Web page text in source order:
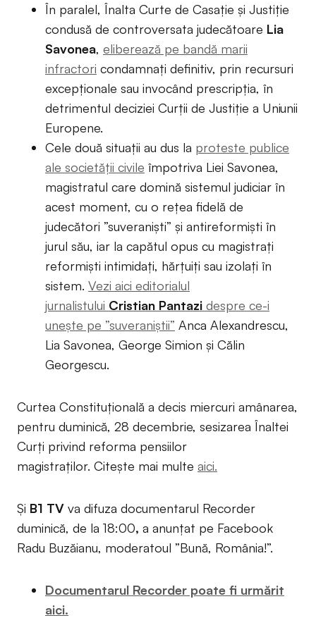
În paralel, Înalta Curte de Casație și Justiție
condusă de controversata judecătoare Lia
Savonea, eliberează pe bandă marii
infractori condamnați definitiv, prin recursuri
excepționale sau invocând prescripția, în
detrimentul deciziei Curții de Justiție a Uniunii
Europene.
Cele două situații au dus la proteste publice
ale societății civile împotriva Liei Savonea,
magistratul care domină sistemul judiciar în
acest moment, cu o rețea fidelă de
judecători ”suveraniști” și antireformiști în
jurul său, iar la capătul opus cu magistrați
reformiști intimidați, hărțuiți sau izolați în
sistem. Vezi aici editorialul
jurnalistului Cristian Pantazi despre ce-i
unește pe ”suveraniștii” Anca Alexandrescu,
Lia Savonea, George Simion și Călin
Georgescu.
Curtea Constituțională a decis miercuri amânarea,
pentru duminică, 28 decembrie, sesizarea Înaltei
Curți privind reforma pensiilor
magistraților. Citește mai multe aici.
Și B1 TV va difuza documentarul Recorder
duminică, de la 18:00, a anunțat pe Facebook
Radu Buzăianu, moderatoul ”Bună, România!”.
Documentarul Recorder poate fi urmărit
aici.